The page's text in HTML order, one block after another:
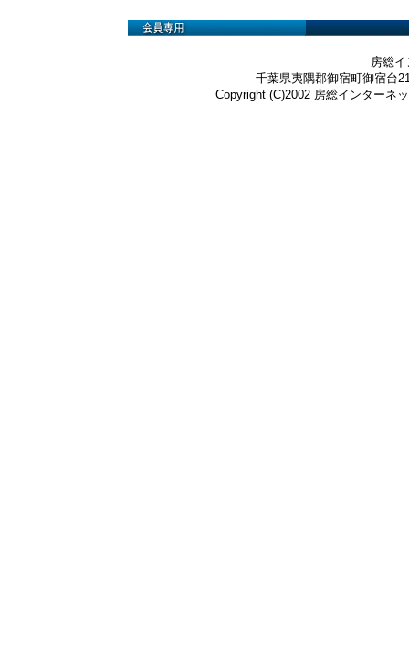
房総
千葉県夷隅郡御宿町御宿台
Copyright (C)2002 房総インターネ